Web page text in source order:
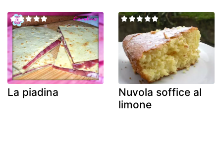
La piadina
Nuvola soffice al
limone